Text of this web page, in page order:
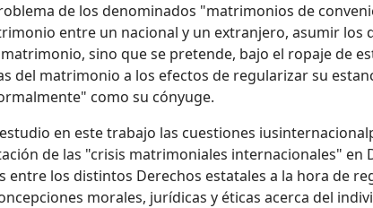
de los denominados "matrimonios de
entre un nacional y un extranjero, asumir
sino que se pretende, bajo el ropaje de
del matrimonio a los efectos de regularizar su
como su cónyuge.
en este trabajo las cuestiones
de las "crisis matrimoniales internacionales"
entre los distintos Derechos estatales a la hora de
morales, jurídicas y éticas acerca del